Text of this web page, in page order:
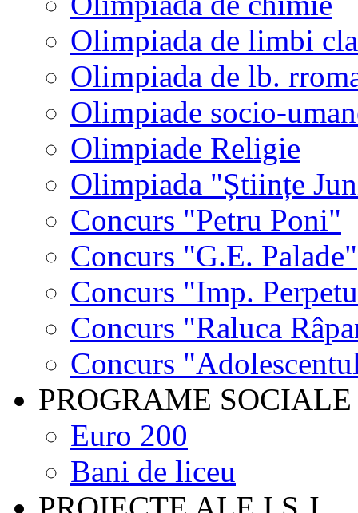
Olimpiada de limbi
Olimpiada de lb.
Olimpiade socio-
Olimpiade Religie
Olimpiada "Științe
Concurs "Petru Poni"
Concurs "G.E. Palade"
Concurs "Imp.
Concurs "Raluca
Concurs
PROGRAME SOCIALE
Euro 200
Bani de liceu